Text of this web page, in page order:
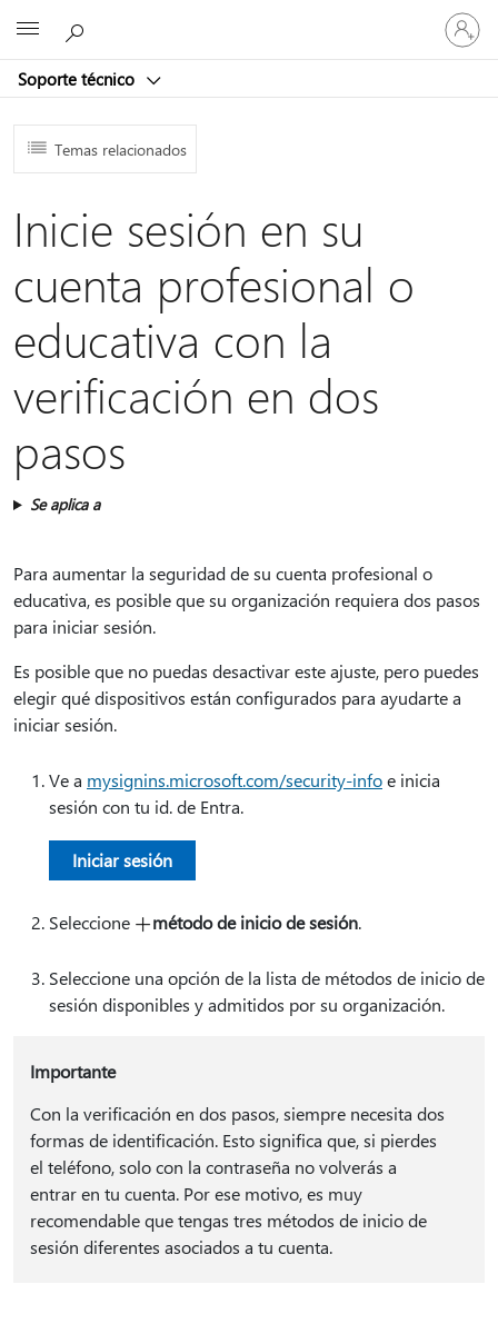
Soporte técnico
Iniciar
sesión
en
cuenta
Temas relacionados
Inicie sesión en su
cuenta profesional o
educativa con la
verificación en dos
pasos
Se aplica a
Para aumentar la seguridad de su cuenta profesional o
educativa, es posible que su organización requiera dos pasos
para iniciar sesión.
Es posible que no puedas desactivar este ajuste, pero puedes
elegir qué dispositivos están configurados para ayudarte a
iniciar sesión.
Ve a mysignins.microsoft.com/security-infoe inicia
sesión con tu id. de Entra.
Iniciar sesión
Seleccione método de inicio de sesión.
Seleccione una opción de la lista de métodos de inicio de
sesión disponibles y admitidos por su organización.
Importante
Con la verificación en dos pasos, siempre necesita dos
formas de identificación. Esto significa que, si pierdes
el teléfono, solo con la contraseña no volverás a
entrar en tu cuenta. Por ese motivo, es muy
recomendable que tengas tres métodos de inicio de
sesión diferentes asociados a tu cuenta.